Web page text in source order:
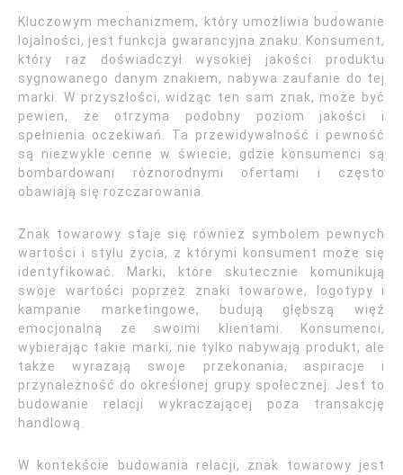
Kluczowym mechanizmem, który umożliwia budowanie
lojalności, jest funkcja gwarancyjna znaku. Konsument,
który raz doświadczył wysokiej jakości produktu
sygnowanego danym znakiem, nabywa zaufanie do tej
marki. W przyszłości, widząc ten sam znak, może być
pewien, że otrzyma podobny poziom jakości i
spełnienia oczekiwań. Ta przewidywalność i pewność
są niezwykle cenne w świecie, gdzie konsumenci są
bombardowani różnorodnymi ofertami i często
obawiają się rozczarowania.
Znak towarowy staje się również symbolem pewnych
wartości i stylu życia, z którymi konsument może się
identyfikować. Marki, które skutecznie komunikują
swoje wartości poprzez znaki towarowe, logotypy i
kampanie marketingowe, budują głębszą więź
emocjonalną ze swoimi klientami. Konsumenci,
wybierając takie marki, nie tylko nabywają produkt, ale
także wyrażają swoje przekonania, aspiracje i
przynależność do określonej grupy społecznej. Jest to
budowanie relacji wykraczającej poza transakcję
handlową.
W kontekście budowania relacji, znak towarowy jest